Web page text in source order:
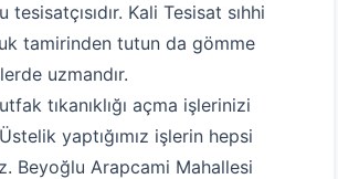
Kali Tesisat sıhhi
tamirinden tutun da gömme
uzmandır.
tıkanıklığı açma işlerinizi
yaptığımız işlerin hepsi
Beyoğlu Arapcami Mahallesi